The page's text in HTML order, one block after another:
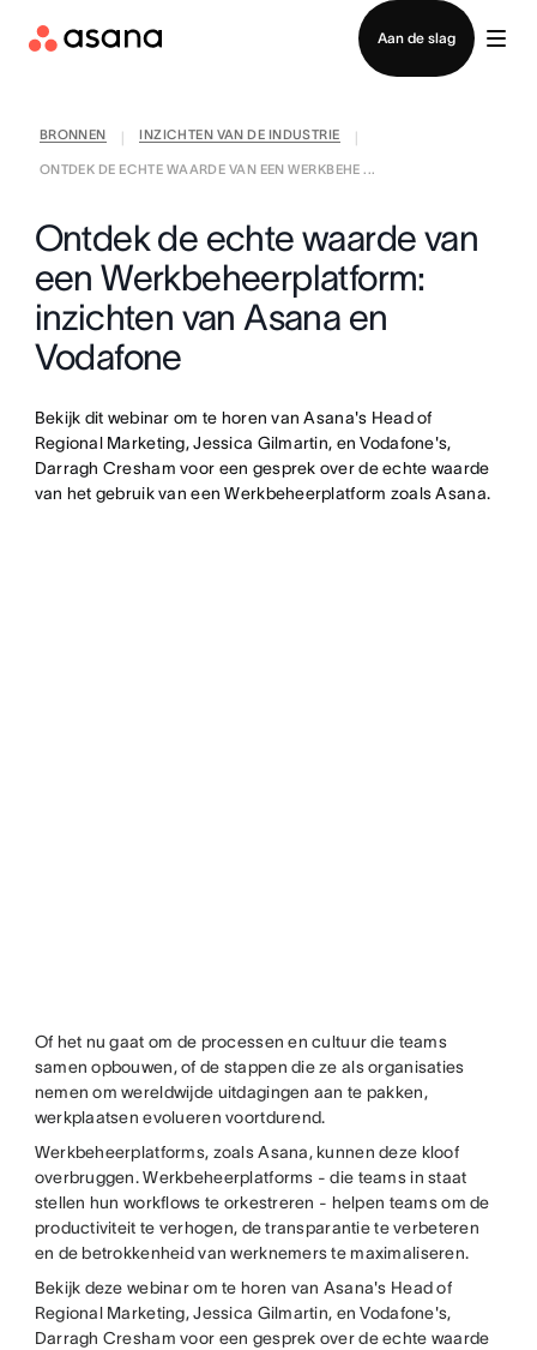
Aan de slag
Contact opnemen met verkoop
BRONNEN INZICHTEN VAN DE INDUSTRIE
ONTDEK DE ECHTE WAARDE VAN EEN WERKBEHE ...
Ontdek de echte waarde van
een Werkbeheerplatform:
inzichten van Asana en
Vodafone
Bekijk dit webinar om te horen van Asana's Head of
Regional Marketing, Jessica Gilmartin, en Vodafone's,
Darragh Cresham voor een gesprek over de echte waarde
van het gebruik van een Werkbeheerplatform zoals Asana.
Of het nu gaat om de processen en cultuur die teams
samen opbouwen, of de stappen die ze als organisaties
nemen om wereldwijde uitdagingen aan te pakken,
werkplaatsen evolueren voortdurend.
Werkbeheerplatforms, zoals Asana, kunnen deze kloof
overbruggen. Werkbeheerplatforms - die teams in staat
stellen hun workflows te orkestreren - helpen teams om de
productiviteit te verhogen, de transparantie te verbeteren
en de betrokkenheid van werknemers te maximaliseren.
Bekijk deze webinar om te horen van Asana's Head of
Regional Marketing, Jessica Gilmartin, en Vodafone's,
Darragh Cresham voor een gesprek over de echte waarde